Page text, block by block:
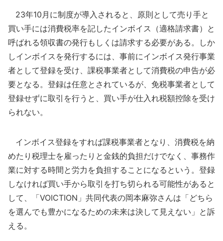
23年10月に制度が導入されると、原則として売り手と
買い手には消費税率を記したインボイス（適格請求書）と
呼ばれる領収書の発行もしくは請求する必要がある。しか
しインボイスを発行するには、事前にインボイス発行事業
者として登録を受け、課税事業者として消費税の申告が必
要となる。登録は任意とされているが、免税事業者として
登録せずに取引を行うと、買い手が仕入れ税額控除を受け
られない。
インボイス登録をすれば課税事業者となり、消費税を納
めたり税理士を雇ったりと金銭的負担だけでなく、事務作
業に対する時間と労力を負担することになるという。登録
しなければ買い手から取引を打ち切られる可能性があると
して、「VOICTION」共同代表の岡本麻弥さんは「どちら
を選んでも豊かになるための未来は決して見えない」と訴
える。